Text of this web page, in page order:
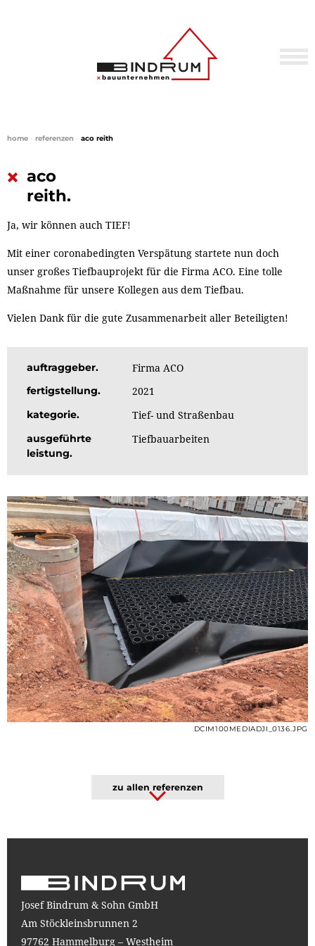
home referenzen aco reith
aco
reith.
Ja, wir können auch TIEF!
Mit einer coronabedingten Verspätung startete nun doch
unser großes Tiefbauprojekt für die Firma ACO. Eine tolle
Maßnahme für unsere Kollegen aus dem Tiefbau.
Vielen Dank für die gute Zusammenarbeit aller Beteiligten!
auftraggeber Firma ACO
fertigstellung 2021
kategorie Tief- und Straßenbau
ausgeführte
leistung
Tiefbauarbeiten
DCIM100MEDIADJI_0136.JPG
zu allen referenzen
Josef Bindrum & Sohn GmbH
Am Stöckleinsbrunnen 2
97762 Hammelburg – Westheim